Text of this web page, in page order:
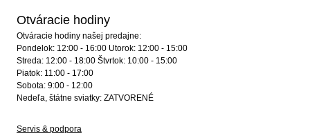
Otváracie hodiny
Otváracie hodiny našej predajne:
Pondelok: 12:00 - 16:00 Utorok: 12:00 - 15:00
Streda: 12:00 - 18:00 Štvrtok: 10:00 - 15:00
Piatok: 11:00 - 17:00
Sobota: 9:00 - 12:00
Nedeľa, štátne sviatky: ZATVORENÉ
Servis & podpora